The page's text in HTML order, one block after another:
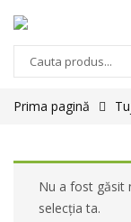
Prima pagină
Nu a fost găsit
selecția ta.